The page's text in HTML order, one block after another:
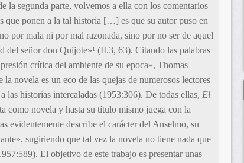
la segunda parte, volvemos a ella con los comentarios
que ponen a la tal historia […] es que su autor puso en
no por mala ni por mal razonada, sino por no ser de aquel
del señor don Quijote»1 (II.3, 63). Citando las palabras
crítica del ambiente de su epoca», Thomas
novela es un eco de las quejas de numerosos lectores
las historias intercaladas (1953:306). De todas ellas, El
como novela y hasta su título mismo juega con la
evidentemente describe el carácter del Anselmo, su
sugiriendo que tal vez la novela no tiene nada que
El objetivo de este trabajo es presentar unas